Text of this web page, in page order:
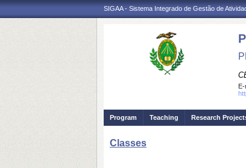
SIGAA - Sistema Integrado de Gestão de
E-
Program Teaching Research
Classes